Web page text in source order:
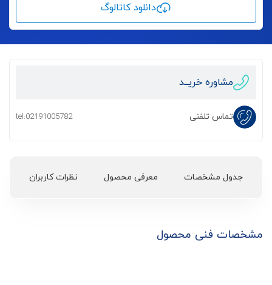
دانلود کاتالوگ
مشاوره خریــد
تماس تلفنی tel:02191005782
جدول مشخصات معرفی محصول نظرات کاربران
مشخصات فنی محصول